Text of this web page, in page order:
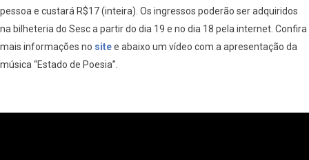
pessoa e custará R$17 (inteira). Os ingressos poderão ser adquiridos
na bilheteria do Sesc a partir do dia 19 e no dia 18 pela internet. Confira
mais informações no sitee abaixo um vídeo com a apresentação da
música “Estado de Poesia”.